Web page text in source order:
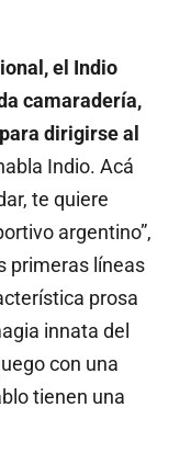
el Indio
camaradería,
dirigirse al
Indio. Acá
te quiere
argentino”,
primeras líneas
prosa
innata del
con una
tienen una